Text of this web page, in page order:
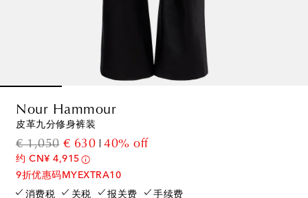
Nour Hammour
皮革九分修身裤装
€ 1,050original price
€ 630discount price
40% off
约 CN¥ 4,915
9折优惠码MYEXTRA10
消费税
关税 报关费
手续费